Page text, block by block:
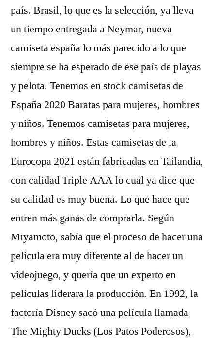
país. Brasil, lo que es la selección, ya lleva
un tiempo entregada a Neymar, nueva
camiseta españa lo más parecido a lo que
siempre se ha esperado de ese país de playas
y pelota. Tenemos en stock camisetas de
España 2020 Baratas para mujeres, hombres
y niños. Tenemos camisetas para mujeres,
hombres y niños. Estas camisetas de la
Eurocopa 2021 están fabricadas en Tailandia,
con calidad Triple AAA lo cual ya dice que
su calidad es muy buena. Lo que hace que
entren más ganas de comprarla. Según
Miyamoto, sabía que el proceso de hacer una
película era muy diferente al de hacer un
videojuego, y quería que un experto en
películas liderara la producción. En 1992, la
factoría Disney sacó una película llamada
The Mighty Ducks (Los Patos Poderosos),